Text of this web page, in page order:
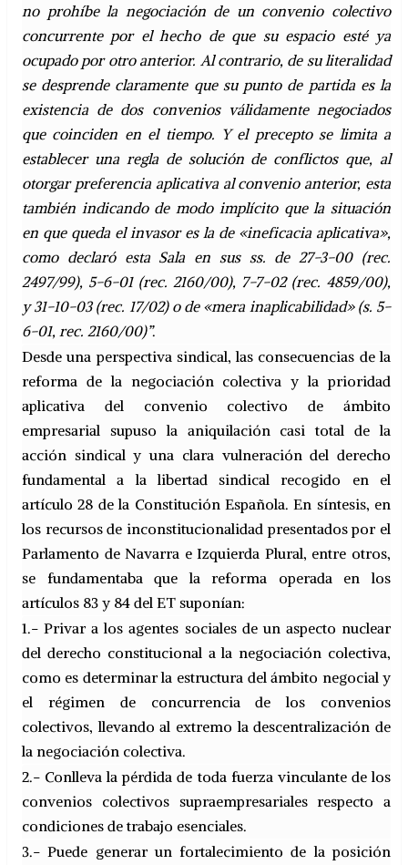
no prohíbe la negociación de un convenio colectivo
concurrente por el hecho de que su espacio esté ya
ocupado por otro anterior. Al contrario, de su literalidad
se desprende claramente que su punto de partida es la
existencia de dos convenios válidamente negociados
que coinciden en el tiempo. Y el precepto se limita a
establecer una regla de solución de conflictos que, al
otorgar preferencia aplicativa al convenio anterior, esta
también indicando de modo implícito que la situación
en que queda el invasor es la de «ineficacia aplicativa»,
como declaró esta Sala en sus ss. de 27-3-00 (rec.
2497/99), 5-6-01 (rec. 2160/00), 7-7-02 (rec. 4859/00),
y 31-10-03 (rec. 17/02) o de «mera inaplicabilidad» (s. 5-
6-01, rec. 2160/00)”.
Desde una perspectiva sindical, las consecuencias de la
reforma de la negociación colectiva y la prioridad
aplicativa del convenio colectivo de ámbito
empresarial supuso la aniquilación casi total de la
acción sindical y una clara vulneración del derecho
fundamental a la libertad sindical recogido en el
artículo 28 de la Constitución Española. En síntesis, en
los recursos de inconstitucionalidad presentados por el
Parlamento de Navarra e Izquierda Plural, entre otros,
se fundamentaba que la reforma operada en los
artículos 83 y 84 del ET suponían:
1.- Privar a los agentes sociales de un aspecto nuclear
del derecho constitucional a la negociación colectiva,
como es determinar la estructura del ámbito negocial y
el régimen de concurrencia de los convenios
colectivos, llevando al extremo la descentralización de
la negociación colectiva.
2.- Conlleva la pérdida de toda fuerza vinculante de los
convenios colectivos supraempresariales respecto a
condiciones de trabajo esenciales.
3.- Puede generar un fortalecimiento de la posición